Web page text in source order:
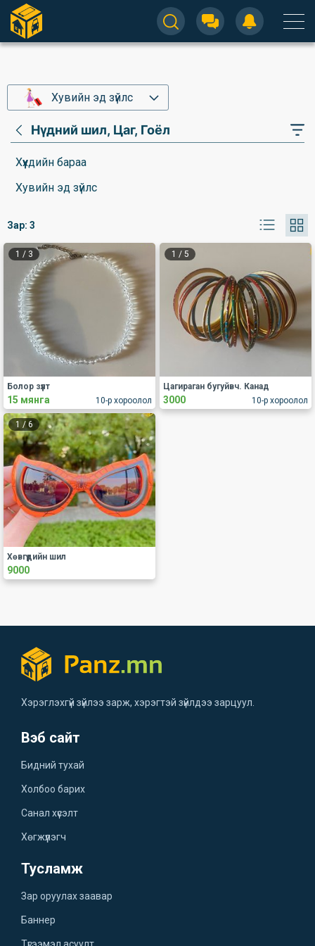
Хувийн эд зүйлс
Нүдний шил, Цаг, Гоёл
Хүүхдийн бараа
Хувийн эд зүйлс
Зар: 3
1 / 3
10-р хороолол
Болор зүүлт
15 мянга
1 / 5
10-р хороолол
Цагираган бугуйвч. Канад
3000
1 / 6
Хөвгүүдийн шил
9000
Хэрэглэхгүй зүйлээ зарж, хэрэгтэй зүйлдээ зарцуул.
Вэб сайт
Бидний тухай
Холбоо барих
Санал хүсэлт
Хөгжүүлэгч
Тусламж
Зар оруулах заавар
Баннер